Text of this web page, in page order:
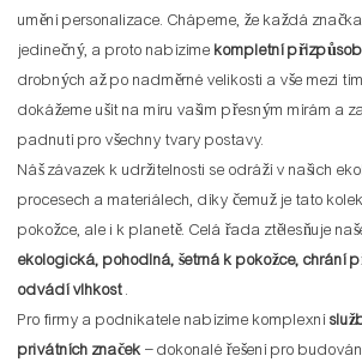
umění personalizace. Chápeme, že každá
jedinečný, a proto nabízíme kompletní
drobných až po nadměrné velikosti a vše mezi
dokážeme ušít na míru vašim přesným mírám a
padnutí pro všechny tvary postavy.
Náš závazek k udržitelnosti se odráží v našich
procesech a materiálech, díky čemuž je tato
pokožce, ale i k planetě. Celá řada ztělesňuje
ekologická, pohodlná, šetrná k pokožce, chrání
odvádí vlhkost.
Pro firmy a podnikatele nabízíme komplexní
privátních značek – dokonalé řešení pro